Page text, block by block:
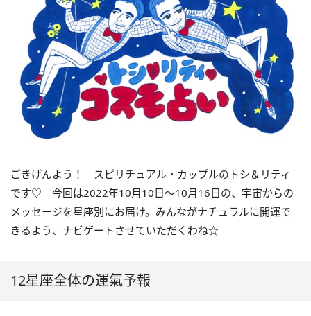
ごきげんよう！ スピリチュアル・カップルのトシ＆リティ
です♡ 今回は2022年10月10日〜10月16日の、宇宙からの
メッセージを星座別にお届け。みんながナチュラルに開運で
きるよう、ナビゲートさせていただくわね☆
12星座全体の運氣予報